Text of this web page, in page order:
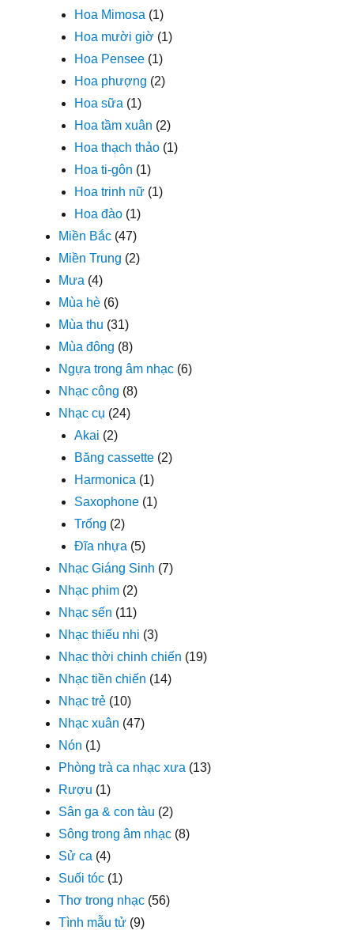
Hoa Mimosa (1)
Hoa mười giờ (1)
Hoa Pensee (1)
Hoa phượng (2)
Hoa sữa (1)
Hoa tầm xuân (2)
Hoa thạch thảo (1)
Hoa ti-gôn (1)
Hoa trinh nữ (1)
Hoa đào (1)
Miền Bắc (47)
Miền Trung (2)
Mưa (4)
Mùa hè (6)
Mùa thu (31)
Mùa đông (8)
Ngựa trong âm nhạc (6)
Nhạc công (8)
Nhạc cụ (24)
Akai (2)
Băng cassette (2)
Harmonica (1)
Saxophone (1)
Trống (2)
Đĩa nhựa (5)
Nhạc Giáng Sinh (7)
Nhạc phim (2)
Nhạc sến (11)
Nhạc thiếu nhi (3)
Nhạc thời chinh chiến (19)
Nhạc tiền chiến (14)
Nhạc trẻ (10)
Nhạc xuân (47)
Nón (1)
Phòng trà ca nhạc xưa (13)
Rượu (1)
Sân ga & con tàu (2)
Sông trong âm nhạc (8)
Sử ca (4)
Suối tóc (1)
Thơ trong nhạc (56)
Tình mẫu tử (9)